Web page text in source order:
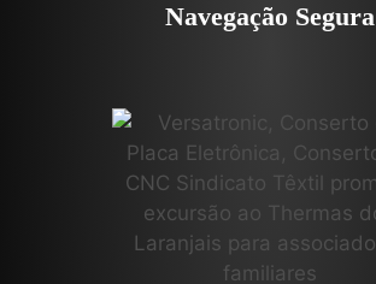
Navegação Segura